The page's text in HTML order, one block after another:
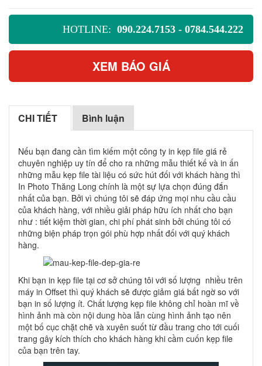
HOTLINE: 090.224.7153 - 0784.544.222
XEM BÁO GIÁ
CHI TIẾT Bình luận
Nếu bạn đang cần tìm kiếm một công ty in kẹp file giá rẻ
chuyên nghiệp uy tín để cho ra những mẫu thiết kế và in ấn
những mẫu kẹp file tài liệu có sức hút đối với khách hàng thì
In Photo Thăng Long chính là một sự lựa chọn đúng đắn
nhất của bạn. Bởi vì chúng tôi sẽ đáp ứng mọi nhu cầu cầu
của khách hàng, với nhiều giải pháp hữu ích nhất cho bạn
như : tiết kiệm thời gian, chi phí phát sinh bởi chúng tôi có
những biện pháp trọn gói phù hợp nhất đối với quý khách
hàng.
Khi bạn in kẹp file tại cơ sở chúng tôi với số lượng nhiều trên
máy in Offset thì quý khách sẽ được giảm giá bất ngờ so với
bạn in số lượng ít. Chất lượng kẹp file không chỉ hoàn mĩ về
hình ảnh mà còn nội dung hòa lẫn cùng hình ảnh tạo nên
một bố cục chặt chẽ và xuyên suốt từ đầu trang cho tới cuối
trang gây kích thích cho khách hàng khi cầm cuốn kẹp file
của bạn trên tay.